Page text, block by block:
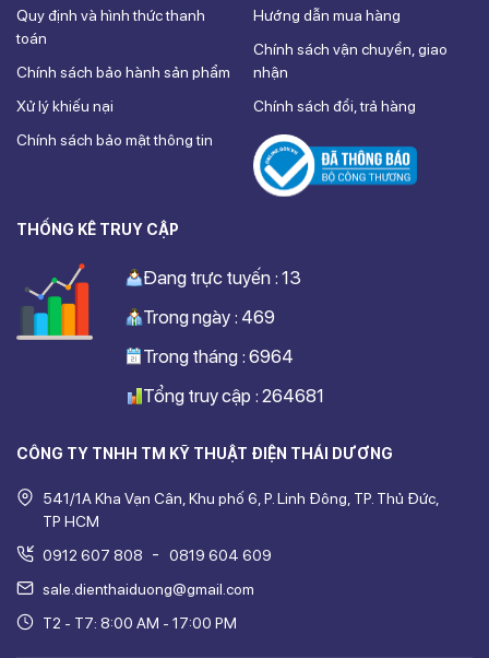
CÔNG TY TNHH TM KỸ THUẬT ĐIỆN THÁI DƯƠNG
541/1A Kha Vạn Cân, Khu phố 6, P. Linh Đông, TP. Thủ Đức,
TP HCM
0912 607 808
-
0819 604 609
sale.dienthaiduong@gmail.com
T2 - T7: 8:00 AM - 17:00 PM
Quy định và hình thức thanh
toán
Chính sách bảo hành sản phẩm
Xử lý khiếu nại
Chính sách bảo mật thông tin
Hướng dẫn mua hàng
Chính sách vận chuyển, giao
nhận
Chính sách đổi, trả hàng
THỐNG KÊ TRUY CẬP
Trong ngày : 469
Trong tháng : 6964
Tổng truy cập : 264681
Đang trực tuyến : 13